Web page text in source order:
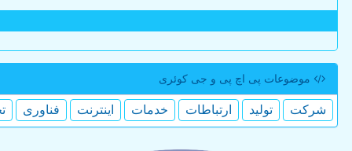
موضوعات پی اچ پی و جی كوئری
شركت تولید ارتباطات خدمات اینترنت فناوری